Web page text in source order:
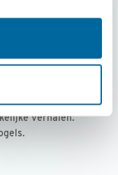
per jaar
met
verhalen.